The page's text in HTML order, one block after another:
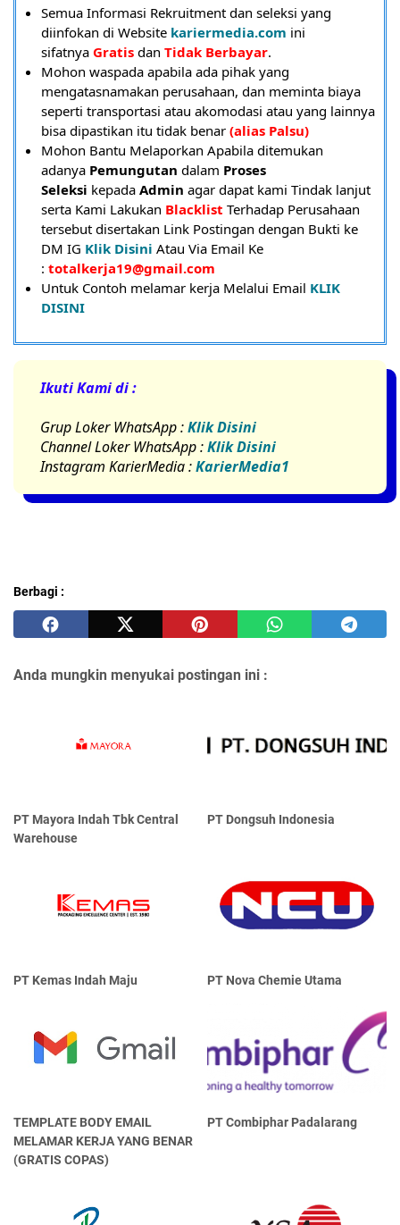
Semua Informasi Rekruitment dan seleksi yang
diinfokan di Website kariermedia.com ini
sifatnya Gratisdan Tidak Berbayar.
Mohon waspada apabila ada pihak yang
mengatasnamakan perusahaan, dan meminta biaya
seperti transportasi atau akomodasi atau yang lainnya
bisa dipastikan itu tidak benar (alias Palsu)
Mohon Bantu Melaporkan Apabila ditemukan
adanyaPemungutan dalam Proses
Seleksi kepada Admin agar dapat kami Tindak lanjut
serta Kami Lakukan Blacklist Terhadap Perusahaan
tersebut disertakan Link Postingan dengan Bukti ke
DM IG Klik Disini Atau Via Email Ke
: totalkerja19@gmail.com
Untuk Contoh melamar kerja Melalui Email KLIK
DISINI
Ikuti Kami di :
Grup Loker WhatsApp:Klik Disini
Channel Loker WhatsApp :Klik Disini
Instagram KarierMedia :KarierMedia1
Berbagi :
Anda mungkin menyukai postingan ini :
PT Mayora Indаh Tbk Central
Warehouse
PT Dongsuh Indonesia
PT Kemas Indah Maju PT Nova Chemie Utama
TEMPLATE BODY EMAIL
MELAMAR KERJA YANG BENAR
(GRATIS COPAS)
PT Combiphar Padalarang